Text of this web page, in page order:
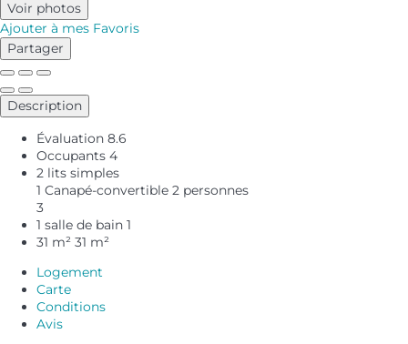
Voir photos
Ajouter à mes Favoris
Partager
Description
Évaluation 8.6
Occupants 4
2 lits simples
1 Canapé-convertible 2 personnes
3
1 salle de bain 1
31 m² 31 m²
Logement
Carte
Conditions
Avis